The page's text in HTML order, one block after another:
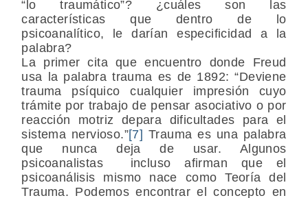
“lo traumático”? ¿cuáles son las
características que dentro de lo
psicoanalítico, le darían especificidad a la
palabra?
La primer cita que encuentro donde Freud
usa la palabra trauma es de 1892: “Deviene
trauma psíquico cualquier impresión cuyo
trámite por trabajo de pensar asociativo o por
reacción motriz depara dificultades para el
sistema nervioso.”[7] Trauma es una palabra
que nunca deja de usar. Algunos
psicoanalistas incluso afirman que el
psicoanálisis mismo nace como Teoría del
Trauma. Podemos encontrar el concepto en